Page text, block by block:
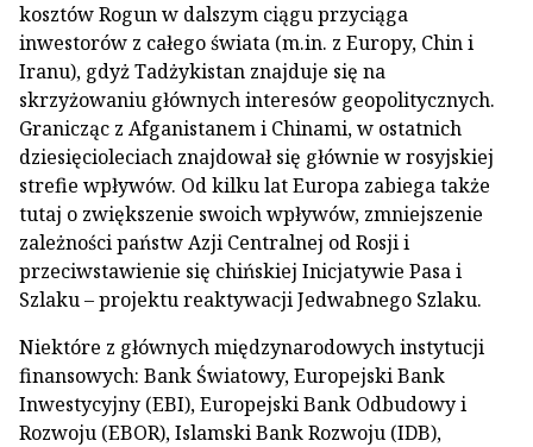
kosztów Rogun w dalszym ciągu przyciąga
inwestorów z całego świata (m.in. z Europy, Chin i
Iranu), gdyż Tadżykistan znajduje się na
skrzyżowaniu głównych interesów geopolitycznych.
Granicząc z Afganistanem i Chinami, w ostatnich
dziesięcioleciach znajdował się głównie w rosyjskiej
strefie wpływów. Od kilku lat Europa zabiega także
tutaj o zwiększenie swoich wpływów, zmniejszenie
zależności państw Azji Centralnej od Rosji i
przeciwstawienie się chińskiej Inicjatywie Pasa i
Szlaku – projektu reaktywacji Jedwabnego Szlaku.
Niektóre z głównych międzynarodowych instytucji
finansowych: Bank Światowy, Europejski Bank
Inwestycyjny (EBI), Europejski Bank Odbudowy i
Rozwoju (EBOR), Islamski Bank Rozwoju (IDB),